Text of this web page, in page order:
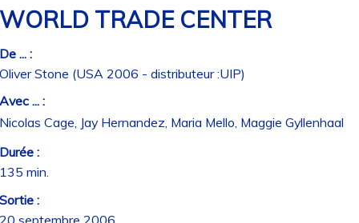
TRADE CENTER
... :
Stone (USA 2006 - distributeur :UIP)
... :
Cage, Jay Hernandez, Maria Mello, Maggie Gyllenhaal
:
min.
:
septembre 2006